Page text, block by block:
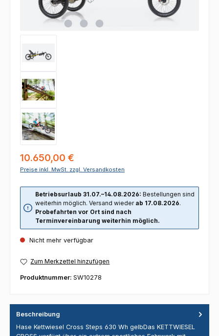
Regulärer Preis:
10.650,00 €
Preise inkl. MwSt. zzgl. Versandkosten
Betriebsurlaub 31.07.–14.08.2026: Bestellungen sind
weiterhin möglich. Versand wieder ab 17.08.2026.
Probefahrten vor Ort sind nach
Terminvereinbarung weiterhin möglich.
Nicht mehr verfügbar
Zum Merkzettel hinzufügen
Produktnummer: SW10278
Beschreibung
Hase Kettwiesel Cross Steps 630 Wh gelbDas KETTWIESEL